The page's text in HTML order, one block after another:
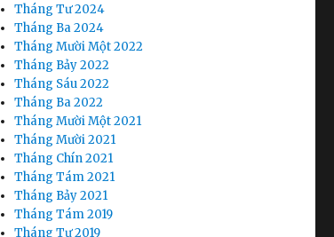
Tháng Tư 2024
Tháng Ba 2024
Tháng Mười Một 2022
Tháng Bảy 2022
Tháng Sáu 2022
Tháng Ba 2022
Tháng Mười Một 2021
Tháng Mười 2021
Tháng Chín 2021
Tháng Tám 2021
Tháng Bảy 2021
Tháng Tám 2019
Tháng Tư 2019